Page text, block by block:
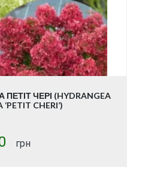
ЧЕРІ (HYDRANGEA
CHERI’)
грн